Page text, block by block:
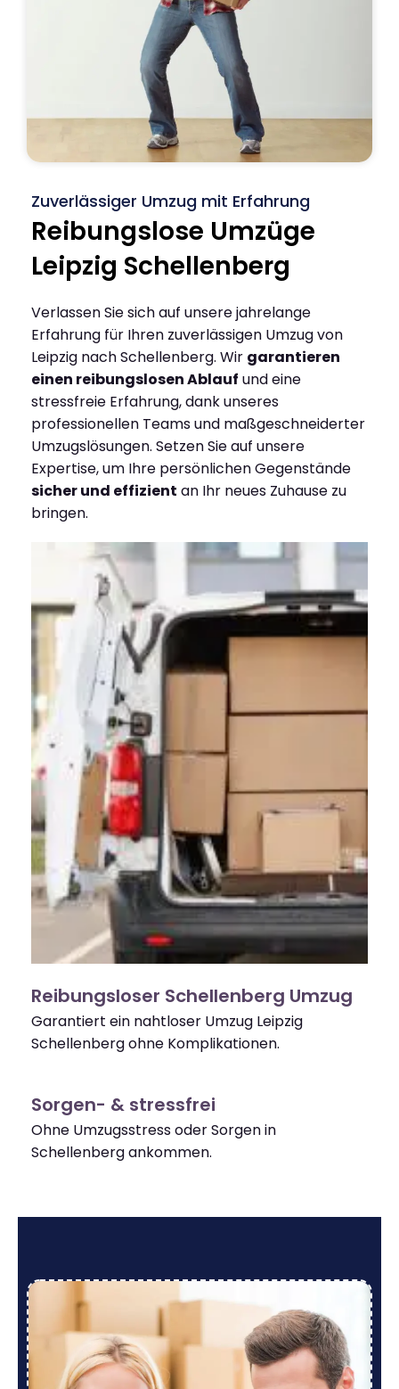
Zuverlässiger Umzug mit Erfahrung
Reibungslose Umzüge
Leipzig Schellenberg
Verlassen Sie sich auf unsere jahrelange
Erfahrung für Ihren zuverlässigen Umzug von
Leipzig nach Schellenberg. Wir garantieren
einen reibungslosen Ablauf und eine
stressfreie Erfahrung, dank unseres
professionellen Teams und maßgeschneiderter
Umzugslösungen. Setzen Sie auf unsere
Expertise, um Ihre persönlichen Gegenstände
sicher und effizient an Ihr neues Zuhause zu
bringen.
Reibungsloser Schellenberg Umzug
Garantiert ein nahtloser Umzug Leipzig
Schellenberg ohne Komplikationen.
Sorgen- & stressfrei
Ohne Umzugsstress oder Sorgen in
Schellenberg ankommen.